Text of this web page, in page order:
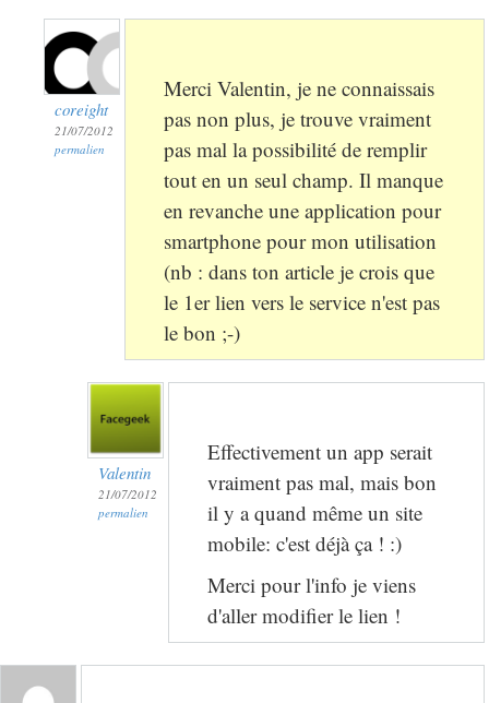
coreight
21/07/2012
permalien
Merci Valentin, je ne connaissais
pas non plus, je trouve vraiment
pas mal la possibilité de remplir
tout en un seul champ. Il manque
en revanche une application pour
smartphone pour mon utilisation
(nb : dans ton article je crois que
le 1er lien vers le service n'est pas
le bon ;-)
Valentin
21/07/2012
permalien
Effectivement un app serait
vraiment pas mal, mais bon
il y a quand même un site
mobile: c'est déjà ça ! :)
Merci pour l'info je viens
d'aller modifier le lien !